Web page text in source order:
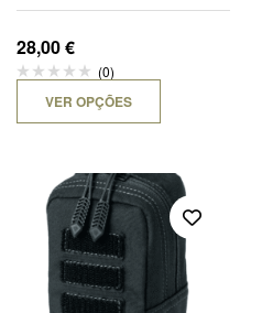
28,00€
(0)
VER OPÇÕES